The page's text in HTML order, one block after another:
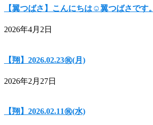
【翼つばさ】こんにちは☺翼つばさです。
2026年4月2日
【翔】2026.02.23㊗(月)
2026年2月27日
【翔】2026.02.11㊗(水)